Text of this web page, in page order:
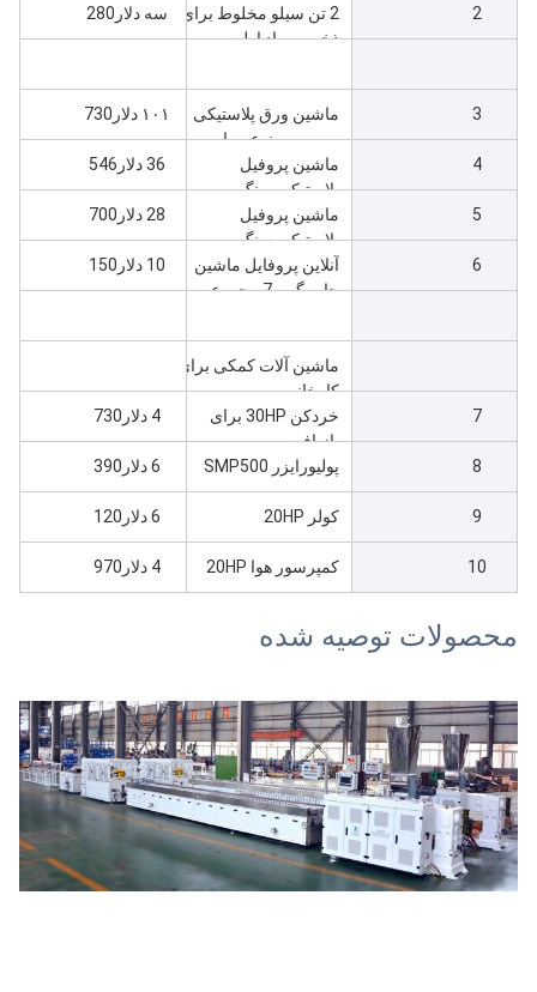
کردن مواد اولیه
2
2 تن سیلو مخلوط برای
ذخیره مواد اولیه
سه دلار280
3
ماشین ورق پلاستیکی
مرمر مصنوعی با
ZS80، حداکثر عرض
1220
۱۰۱ دلار730
4
ماشین پروفیل
پلاستیکی سنگ مرمر
PVC با ZS65، حداکثر
عرض 240
36 دلار546
5
ماشین پروفیل
پلاستیکی سنگ مرمر
PVC با ZS51، حداکثر
عرض 110
28 دلار700
6
آنلاین پروفایل ماشین
چاپ گرم 7 مجموعه
10 دلار150
ماشین آلات کمکی برای
کارخانه
7
خردکن 30HP برای
بازیافت
4 دلار730
8 پولیورایزر SMP500 6 دلار390
9 کولر 20HP 6 دلار120
10 کمپرسور هوا 20HP 4 دلار970
محصولات توصیه شده